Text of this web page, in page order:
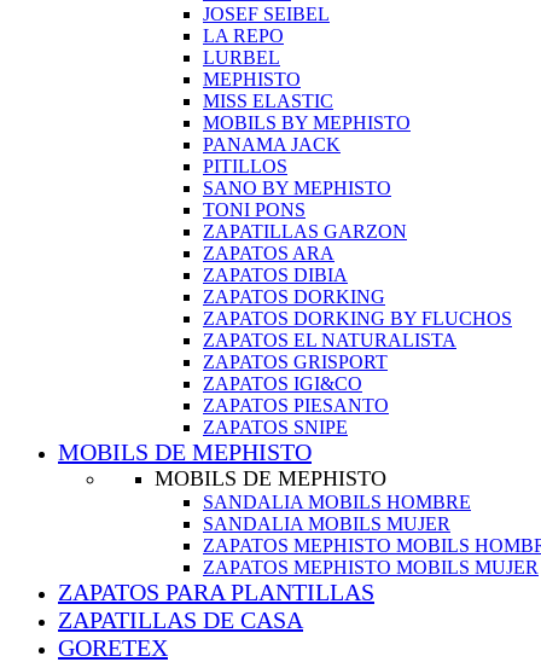
JOSEF SEIBEL
LA REPO
LURBEL
MEPHISTO
MISS ELASTIC
MOBILS BY MEPHISTO
PANAMA JACK
PITILLOS
SANO BY MEPHISTO
TONI PONS
ZAPATILLAS GARZON
ZAPATOS ARA
ZAPATOS DIBIA
ZAPATOS DORKING
ZAPATOS DORKING BY FLUCHOS
ZAPATOS EL NATURALISTA
ZAPATOS GRISPORT
ZAPATOS IGI&CO
ZAPATOS PIESANTO
ZAPATOS SNIPE
MOBILS DE MEPHISTO
MOBILS DE MEPHISTO
SANDALIA MOBILS HOMBRE
SANDALIA MOBILS MUJER
ZAPATOS MEPHISTO MOBILS
ZAPATOS MEPHISTO MOBILS MUJER
ZAPATOS PARA PLANTILLAS
ZAPATILLAS DE CASA
GORETEX